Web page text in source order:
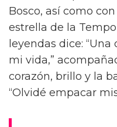
Bosco, así como
estrella de la
leyendas dice:
mi vida,”
corazón, brillo y la
“Olvidé empacar